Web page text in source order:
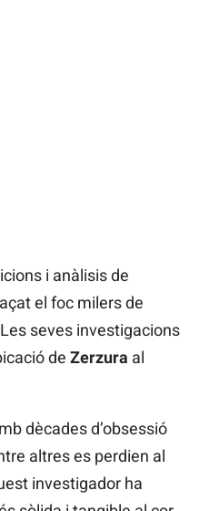
i anàlisis de
el foc milers de
seves investigacions
de Zerzura al
dècades d’obsessió
altres es perdien al
investigador ha